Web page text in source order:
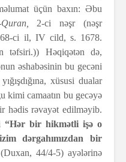
üçün baxın: Əbu
Quran, 2-ci nəşr (nəşr
ci il, IV cild, s. 1678.
təfsiri.)) Həqiqətən də,
əshabəsinin bu gecəni
xüsusi dualar
kimi camaatın bu gecəyə
hədis rəvayət edilməyib.
“Hər bir hikmətli işə o
dərgahımızdan bir
(Duxan, 44/4-5) ayələrinə